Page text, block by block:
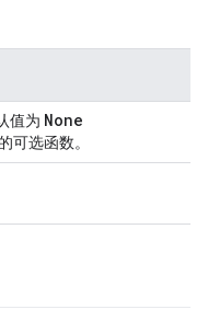
值为 None
可选函数。